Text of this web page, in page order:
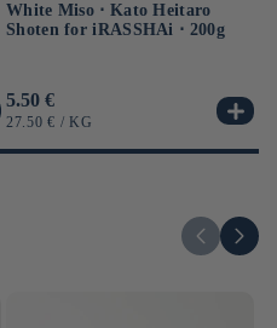
White Miso ⋅ Kato Heitaro
Shoten for iRASSHAi ⋅ 200g
Usual
price
5.50 €
UNIT
27.50 € / BY
KG